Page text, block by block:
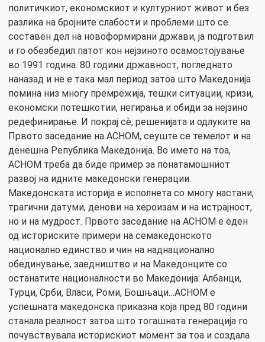
политичкиот, економскиот и културниот живот и без
разлика на бројните слабости и проблеми што се
составен дел на новоформирани држави, ја подготвил
и го обезбедил патот кон нејзиното осамостојување
во 1991 година. 80 години државност, погледнато
наназад и не е така мал период затоа што Македонија
помина низ многу премрежија, тешки ситуации, кризи,
економски потешкотии, негирања и обиди за нејзино
редефинирање. И покрај сѐ, решенијата и одлуките на
Првото заседание на АСНОМ, сеуште се темелот и на
денешна Република Македонија. Во името на тоа,
АСНОМ треба да биде пример за понатамошниот
развој на идните македонски генерации.
Македонската историја е исполнета со многу настани,
трагични датуми, денови на хероизам и на истрајност,
но и на мудрост. Првото заседание на АСНОМ е еден
од историските примери на семакедонското
национално единство и чин на наднационално
обединување, заедништво и на Македонците со
останатите националности во Македонија: Албанци,
Турци, Срби, Власи, Роми, Бошњаци…АСНОМ е
успешната македонска приказна која пред 80 години
станала реалност затоа што тогашната генерација го
почувствувала историскиот момент за тоа и создала